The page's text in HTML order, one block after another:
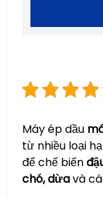
Máy ép dầu
từ nhiều loại
để chế biến
chó, dừavà